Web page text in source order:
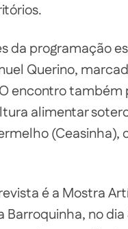
da programação
Querino,
encontro
alimentar
(Ceasinha),
é a Mostra
no